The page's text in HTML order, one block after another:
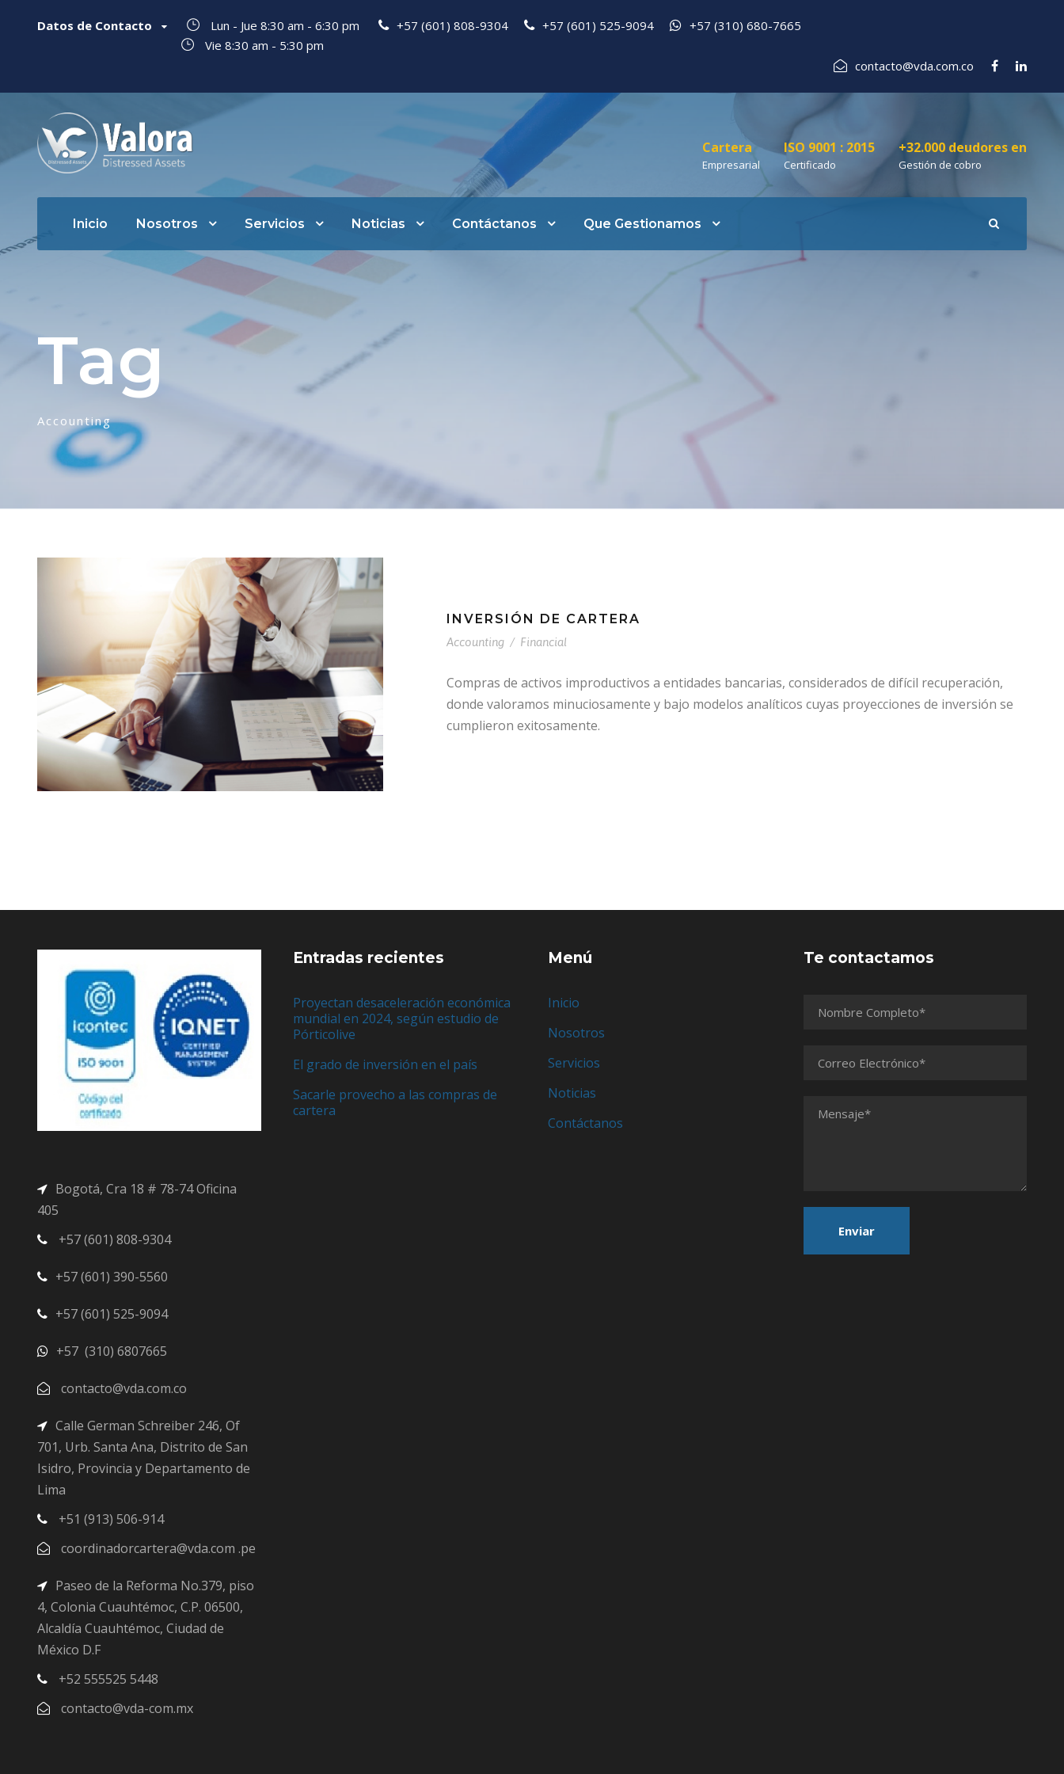
Datos de Contacto Lun - Jue 8:30 am - 6:30 pm +57 (601) 808-9304 +57 (601) 525-9094
+57 (310) 680-7665
Vie 8:30 am - 5:30 pm
contacto@vda.com.co
Cartera
Empresarial
ISO 9001 : 2015
Certificado
+32.000 deudores en
Gestión de cobro
Inicio Nosotros Servicios Noticias Contáctanos Que Gestionamos
Tag
Accounting
INVERSIÓN DE CARTERA
Accounting / Financial
Compras de activos improductivos a entidades bancarias, considerados de difícil recuperación,
donde valoramos minuciosamente y bajo modelos analíticos cuyas proyecciones de inversión se
cumplieron exitosamente.​
Bogotá, Cra 18 # 78-74 Oficina
405
+57 (601) 808-9304
+57 (601) 390-5560
+57 (601) 525-9094
+57 (310) 6807665
contacto@vda.com.co
Calle German Schreiber 246, Of
701, Urb. Santa Ana, Distrito de San
Isidro, Provincia y Departamento de
Lima
+51 (913) 506-914
coordinadorcartera@vda.com .pe
Paseo de la Reforma No.379, piso
4, Colonia Cuauhtémoc, C.P. 06500,
Alcaldía Cuauhtémoc, Ciudad de
México D.F
+52 555525 5448
contacto@vda-com.mx
Entradas recientes
Proyectan desaceleración económica
mundial en 2024, según estudio de
Pórticolive
El grado de inversión en el país
Sacarle provecho a las compras de
cartera
Menú
Inicio
Nosotros
Servicios
Noticias
Contáctanos
Te contactamos